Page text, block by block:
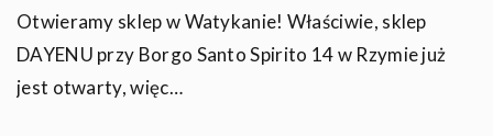
Otwieramy sklep w Watykanie! Właściwie, sklep
DAYENU przy Borgo Santo Spirito 14 w Rzymie już
jest otwarty, więc…